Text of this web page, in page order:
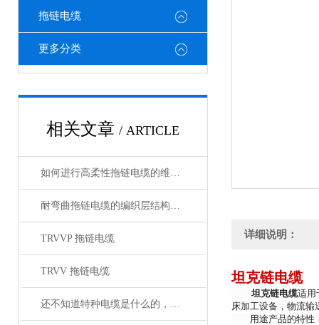
拖链电缆
更多分类
相关文章 / ARTICLE
如何进行高柔性拖链电缆的维护保养？
耐弯曲拖链电缆的编织层结构有哪几种
TRVVP 拖链电缆
TRVV 拖链电缆
还不知道特种电缆是什么的，请看这里！
详细说明：
坦克链电缆
坦克链电缆适用
床加工设备，物流输
用途产品的特性：